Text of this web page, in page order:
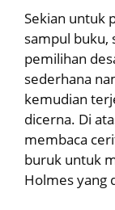
Sekian untuk
sampul buku,
pemilihan
sederhana
kemudian
dicerna. Di
membaca
buruk untuk
Holmes yang